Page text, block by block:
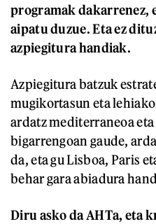
programak dakarrenez,
aipatu duzue. Eta ez
azpiegitura handiak.
Azpiegitura batzuk
mugikortasun eta
ardatz mediterraneoa
bigarrengoan gaude,
da, eta gu Lisboa, Paris
behar gara abiadura
Diru asko da AHTa, eta